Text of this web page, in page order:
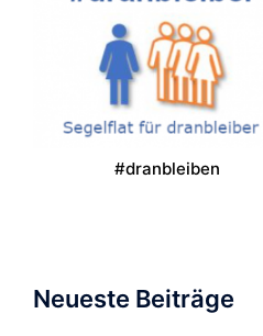
#dranbleiben
Neueste Beiträge